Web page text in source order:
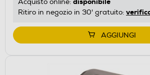
Ritiro in negozio in 30' gratuito:
AGGIUNGI